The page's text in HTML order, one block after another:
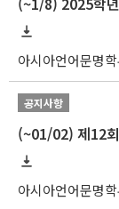
아시아언어문명
공지사항
(~01/02) 제12
아시아언어문명